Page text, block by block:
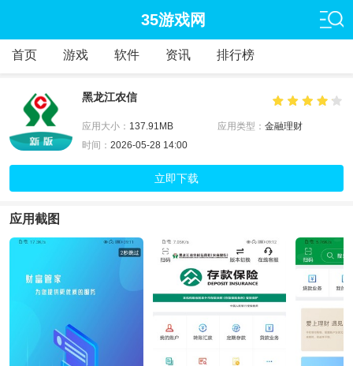
35游戏网
首页 游戏 软件 资讯 排行榜
黑龙江农信
应用大小： 137.91MB 应用类型： 金融理财
时间： 2026-05-28 14:00
立即下载
应用截图